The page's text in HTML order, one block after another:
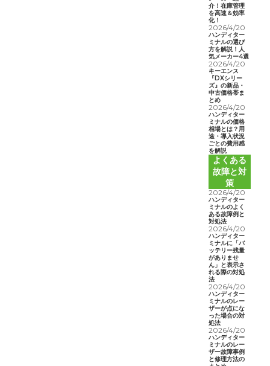
介！在庫管理
を高速＆効率
化！
2026/4/20
ハンディター
ミナルの選び
方を解説！人
気メーカー4選
2026/4/20
キーエンス
『DXシリー
ズ』の新品・
中古価格帯ま
とめ
2026/4/20
ハンディター
ミナルの価格
相場とは？用
途・導入状況
ごとの費用感
を解説
よくある
故障と対
策
2026/4/20
ハンディター
ミナルのよく
ある故障例と
対処法
2026/4/20
ハンディター
ミナルに「バ
ッテリー残量
がありませ
ん」と表示さ
れる際の対処
法
2026/4/20
ハンディター
ミナルのレー
ザーが点にな
った場合の対
処法
2026/4/20
ハンディター
ミナルのレー
ザー故障事例
と修理方法の